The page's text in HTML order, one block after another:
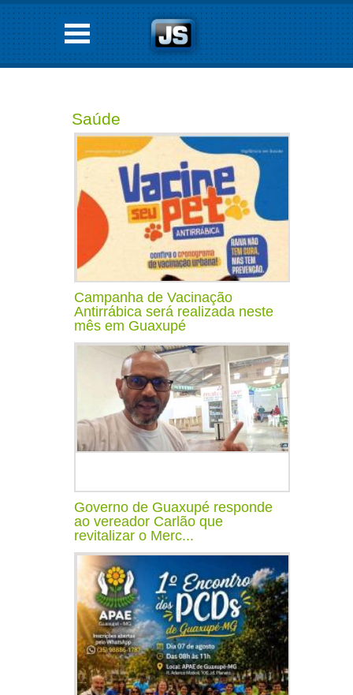
Saúde
Campanha de Vacinação
Antirrábica será realizada neste
mês em Guaxupé
Governo de Guaxupé responde
ao vereador Carlão que
revitalizar o Merc...